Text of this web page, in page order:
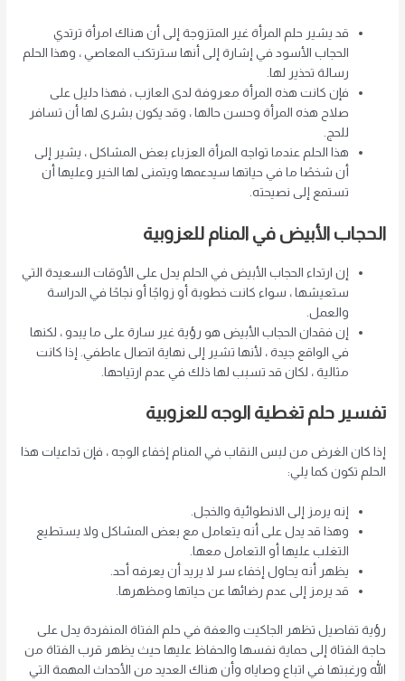
قد يشير حلم المرأة غير المتزوجة إلى أن هناك امرأة ترتدي
الحجاب الأسود في إشارة إلى أنها سترتكب المعاصي ، وهذا الحلم
رسالة تحذير لها.
فإن كانت هذه المرأة معروفة لدى العازب ، فهذا دليل على
صلاح هذه المرأة وحسن حالها ، وقد يكون بشرى لها أن تسافر
للحج.
هذا الحلم عندما تواجه المرأة العزباء بعض المشاكل ، يشير إلى
أن شخصًا ما في حياتها سيدعمها ويتمنى لها الخير وعليها أن
تستمع إلى نصيحته.
الحجاب الأبيض في المنام للعزوبية
إن ارتداء الحجاب الأبيض في الحلم يدل على الأوقات السعيدة التي
ستعيشها ، سواء كانت خطوبة أو زواجًا أو نجاحًا في الدراسة
والعمل.
إن فقدان الحجاب الأبيض هو رؤية غير سارة على ما يبدو ، لكنها
في الواقع جيدة ، لأنها تشير إلى نهاية اتصال عاطفي. إذا كانت
مثالية ، لكان قد تسبب لها ذلك في عدم ارتياحها.
تفسير حلم تغطية الوجه للعزوبية
إذا كان الغرض من لبس النقاب في المنام إخفاء الوجه ، فإن تداعيات هذا
الحلم تكون كما يلي:
إنه يرمز إلى الانطوائية والخجل.
وهذا قد يدل على أنه يتعامل مع بعض المشاكل ولا يستطيع
التغلب عليها أو التعامل معها.
يظهر أنه يحاول إخفاء سر لا يريد أن يعرفه أحد.
قد يرمز إلى عدم رضائها عن حياتها ومظهرها.
رؤية تفاصيل تظهر الجاكيت والعفة في حلم الفتاة المنفردة يدل على
حاجة الفتاة إلى حماية نفسها والحفاظ عليها حيث يظهر قرب الفتاة من
الله ورغبتها في اتباع وصاياه وأن هناك العديد من الأحداث المهمة التي